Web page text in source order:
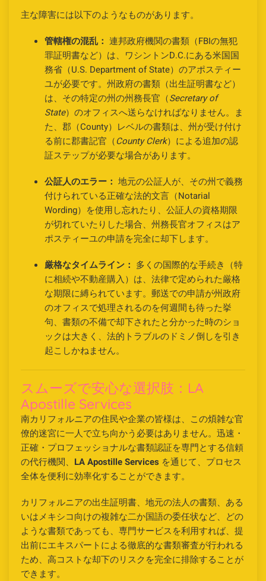
主な障害には以下のようなものがあります。
管轄権の混乱： 連邦政府機関の書類（FBIの無犯
罪証明書など）は、ワシントンD.C.にある米国国
務省（U.S. Department of State）のアポスティー
ユが必要です。州政府の書類（出生証明書など）
は、その特定の州の州務長官（Secretary of
State）のオフィスへ送らなければなりません。ま
た、郡（County）レベルの書類は、州が受け付け
る前に郡書記官（County Clerk）による追加の認
証ステップが必要な場合があります。
公証人のエラー： 地元の公証人が、その州で義務
付けられている正確な法的文言（Notarial
Wording）を使用し忘れたり、公証人の資格期限
が切れていたりした場合、州務長官オフィスはア
ポスティーユの申請を完全に却下します。
厳格なタイムライン： 多くの国際的な手続き（特
に相続や不動産購入）は、法律で定められた厳格
な期限に縛られています。郵送での申請が州政府
のオフィスで処理されるのを何週間も待った挙
句、書類の不備で却下されたと分かった時のショ
ックは大きく、法的トラブルのドミノ倒しを引き
起こしかねません。
スムーズで安心な選択肢：LA
Apostille Services
南カリフォルニアの住民や企業の皆様は、この煩雑な官
僚的迷宮に一人で立ち向かう必要はありません。迅速・
正確・プロフェッショナルな書類認証を専門とする信頼
の代行機関、 LA Apostille Services を通じて、プロセス
全体を便利に効率化することができます。
カリフォルニアの出生証明書、地元の法人の書類、ある
いはメキシコ向けの複雑な二か国語の委任状など、どの
ような書類であっても、専門サービスを利用すれば、提
出前にエキスパートによる徹底的な書類審査が行われる
ため、高コストな却下のリスクを完全に排除することが
できます。